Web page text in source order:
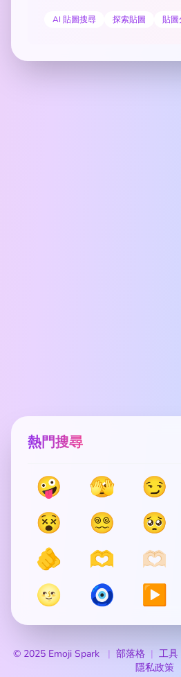
AI 貼圖搜尋 探索貼圖 貼圖
熱門搜尋
🤪 🫣 😏
😵
😵‍💫 🥺
🫵
🫶 🫶🏻
🌝
🧿 ▶️
© 2025 Emoji Spark 部落格 工具
隱私政策